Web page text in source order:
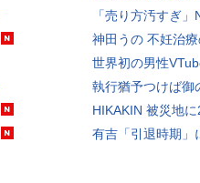
「売り方汚すぎ
神田うの 不妊治
世界初の男性
執行猶予つけば御
HIKAKIN 被災地
有吉「引退時期」